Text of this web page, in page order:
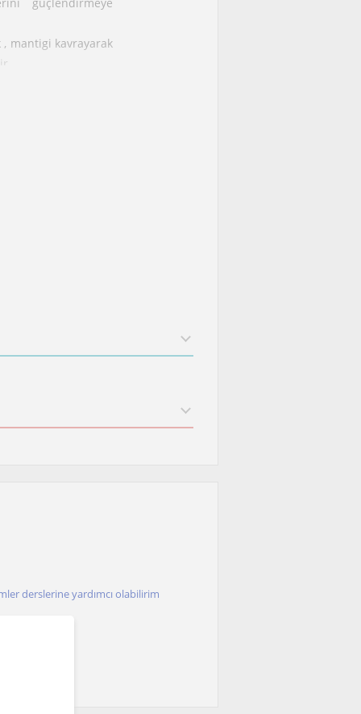
mantigi kavrayarak
derslerine yardımcı olabilirim